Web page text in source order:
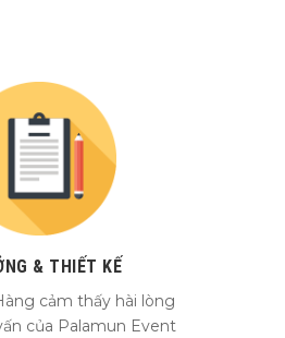
& THIẾT KẾ
cảm thấy hài lòng
của Palamun Event